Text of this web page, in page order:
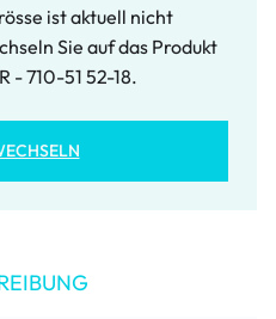
ist aktuell nicht
Sie auf das Produkt
- 710-51 52-18.